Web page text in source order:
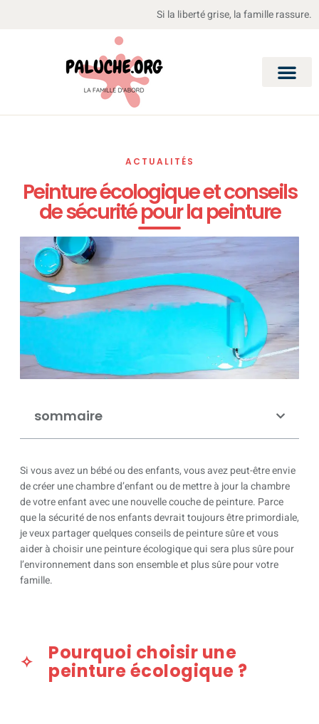
Si la liberté grise, la famille rassure.
ACTUALITÉS
Peinture écologique et conseils
de sécurité pour la peinture
sommaire
Si vous avez un bébé ou des enfants, vous avez peut-être envie
de créer une chambre d’enfant ou de mettre à jour la chambre
de votre enfant avec une nouvelle couche de peinture. Parce
que la sécurité de nos enfants devrait toujours être primordiale,
je veux partager quelques conseils de peinture sûre et vous
aider à choisir une peinture écologique qui sera plus sûre pour
l’environnement dans son ensemble et plus sûre pour votre
famille.
Pourquoi choisir une
peinture écologique ?